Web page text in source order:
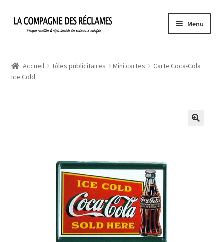
Aller
Aller
Menu
À propos de La Compagnie des Réclames
Politique de confidentialité
Une histoire de plaques émaillées
Accueil Tôles publicitaires Mini cartes
Carte Coca-Cola
Ice Cold